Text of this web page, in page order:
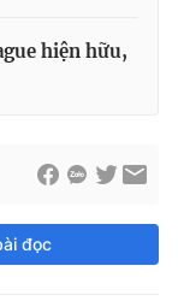
hiện hữu,
đọc